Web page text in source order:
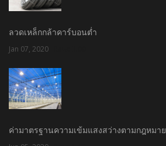
ลวดเหล็กกล้าคาร์บอนต่ำ
Jan 07, 2020
ค่ามาตรฐานความเข้มแสงสว่างตามกฎหมาย